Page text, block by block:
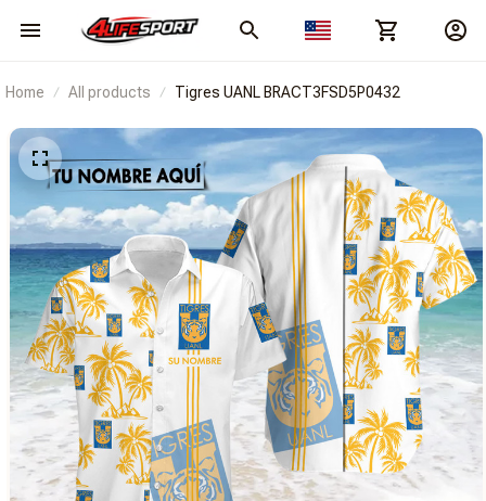
Home All products Tigres UANL BRACT3FSD5P0432